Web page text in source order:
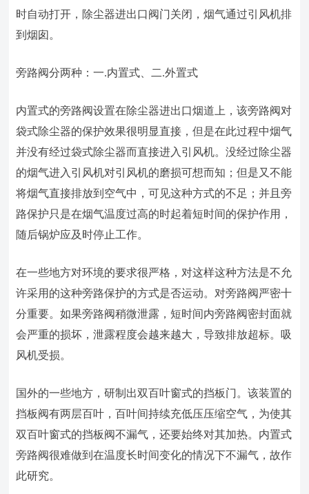
时自动打开，除尘器进出口阀门关闭，烟气通过引风机排
到烟囱。
旁路阀分两种：一.内置式、二.外置式
内置式的旁路阀设置在除尘器进出口烟道上，该旁路阀对
袋式除尘器的保护效果很明显直接，但是在此过程中烟气
并没有经过袋式除尘器而直接进入引风机。没经过除尘器
的烟气进入引风机对引风机的磨损可想而知；但是又不能
将烟气直接排放到空气中，可见这种方式的不足；并且旁
路保护只是在烟气温度过高的时起着短时间的保护作用，
随后锅炉应及时停止工作。
在一些地方对环境的要求很严格，对这样这种方法是不允
许采用的这种旁路保护的方式是否运动。对旁路阀严密十
分重要。如果旁路阀稍微泄露，短时间内旁路阀密封面就
会严重的损坏，泄露程度会越来越大，导致排放超标。吸
风机受损。
国外的一些地方，研制出双百叶窗式的挡板门。该装置的
挡板阀有两层百叶，百叶间持续充低压压缩空气，为使其
双百叶窗式的挡板阀不漏气，还要始终对其加热。内置式
旁路阀很难做到在温度长时间变化的情况下不漏气，故作
此研究。